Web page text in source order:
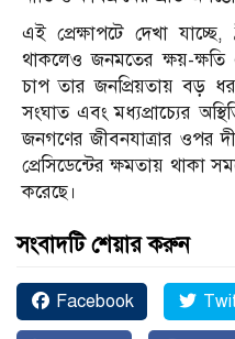
এই প্রেক্ষাপটে দেখা
থাকলেও জনমতের ক্ষয়-ক্ষতি
চাপ তার জনপ্রিয়তায় বড়
সংঘাত এবং মধ্যপ্রাচ্যের
জনগণের জীবনযাত্রার ওপর
প্রেসিডেন্টের ক্ষমতায় থাকা
করেছে।
সংবাদটি শেয়ার করুন
Facebook